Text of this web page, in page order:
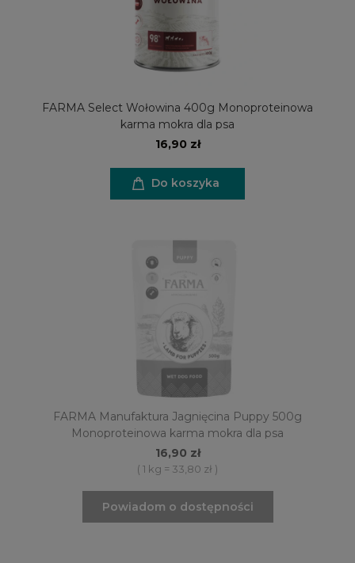
FARMA Select Wołowina 400g Monoproteinowa
karma mokra dla psa
16,90 zł
Do koszyka
FARMA Manufaktura Jagnięcina Puppy 500g
Monoproteinowa karma mokra dla psa
16,90 zł
( 1 kg = 33,80 zł )
Powiadom o dostępności